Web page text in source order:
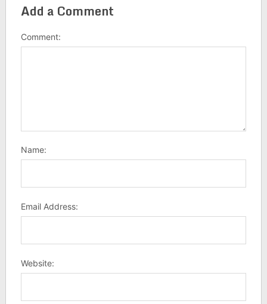
Add a Comment
Comment:
Name:
Email Address:
Website: